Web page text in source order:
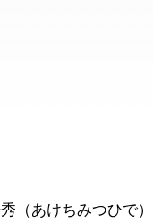
（あけちみつひで